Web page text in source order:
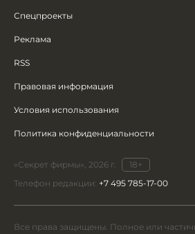
Спецпроекты
Реклама
RSS
Правовая информация
Условия использования
Политика конфиденциальности
«Секрет фирмы», 2026 г.
18+
Телефон редакции: +7 495 785-17-00
Все права защищены. Полное или